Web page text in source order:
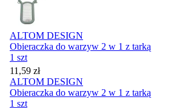
ALTOM DESIGN
Obieraczka do warzyw 2 w 1 z tarką
1 szt
Cena
11,59 zł
ALTOM DESIGN
Obieraczka do warzyw 2 w 1 z tarką
1 szt